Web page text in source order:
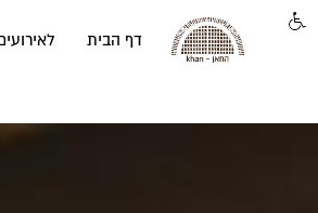
דף הבית